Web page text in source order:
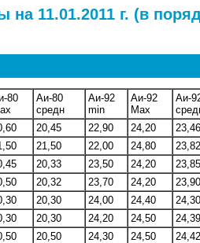
11.01.2011 г. (в
80
Аи-80
средн
Аи-92
min
Аи-92
Max
Аи-
20,45 22,90 24,20 23,46
21,50 22,00 24,80 23,82
20,33 23,50 24,20 23,85
20,32 23,70 24,20 23,90
20,30 24,00 24,40 24,30
20,30 24,20 24,50 24,39
20,50 24,30 24,50 24,42